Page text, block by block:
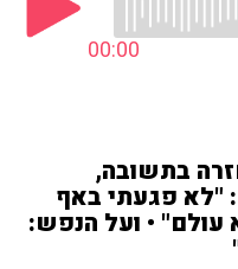
00:00
בתשובה,
"לא פגעתי באף
• ועל הנפש: